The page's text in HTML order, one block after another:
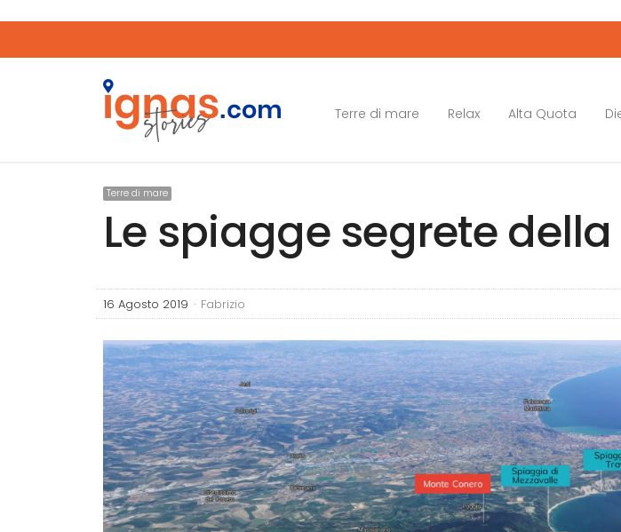
Terre di mare Relax Alta Quota
Terre di mare
Le spiagge segrete
16 Agosto 2019 Author
Fabrizio